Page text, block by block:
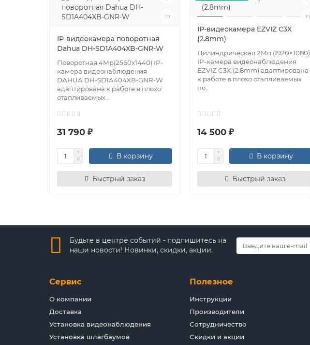
IP-видеокамера поворотная
Dahua DH-SD1A404XB-GNR-W
Поворотная 4Mр(2560х1440) IP-
камера видеонаблюдения
DAHUA DH-SD1A404XB-GNR-W
адаптирована к работе в плохо
отапливаемых ..
31 790 ₽
В корзину
Быстрый заказ
IP-видеокамера EZVIZ C3X
(2.8mm)
Цилиндрическая 2Мп (1920×1080)
IP-камера видеонаблюдения
EZVIZ C3X (2.8mm) адаптирована
к работе в плохо отапливаемых
по..
14 500 ₽
В корзину
Быстрый заказ
Будьте в центре событий - подпишитесь на
наши новости! Новинки, скидки, акции.
Сервис
О компании
Доставка
Установка видеонаблюдения
Установка шлагбаумов
Полезное
Инструкции
Производители
Сотрудничество
Скидки и акции